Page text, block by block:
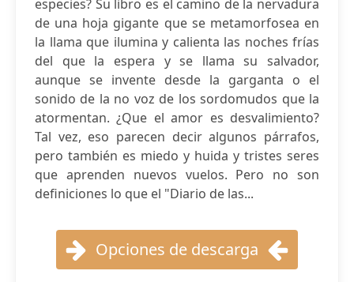
especies? Su libro es el camino de la nervadura
de una hoja gigante que se metamorfosea en
la llama que ilumina y calienta las noches frías
del que la espera y se llama su salvador,
aunque se invente desde la garganta o el
sonido de la no voz de los sordomudos que la
atormentan. ¿Que el amor es desvalimiento?
Tal vez, eso parecen decir algunos párrafos,
pero también es miedo y huida y tristes seres
que aprenden nuevos vuelos. Pero no son
definiciones lo que el "Diario de las...
Opciones de descarga